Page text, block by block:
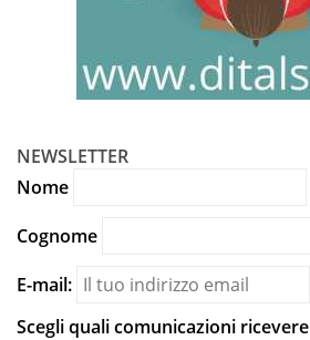
NEWSLETTER
Nome
Cognome
E-mail:
Scegli quali comunicazioni ricevere